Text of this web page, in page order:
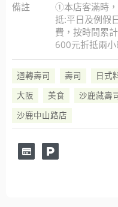
備註
①本店客滿時
抵:平日及例假
費，按時間累
600元折抵兩小
迴轉壽司 壽司 日式
大阪
美食 沙鹿藏壽
沙鹿中山路店